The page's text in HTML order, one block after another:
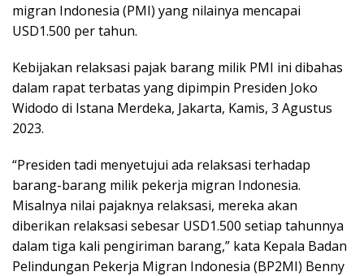
migran Indonesia (PMI) yang nilainya mencapai
USD1.500 per tahun.
Kebijakan relaksasi pajak barang milik PMI ini dibahas
dalam rapat terbatas yang dipimpin Presiden Joko
Widodo di Istana Merdeka, Jakarta, Kamis, 3 Agustus
2023.
“Presiden tadi menyetujui ada relaksasi terhadap
barang-barang milik pekerja migran Indonesia.
Misalnya nilai pajaknya relaksasi, mereka akan
diberikan relaksasi sebesar USD1.500 setiap tahunnya
dalam tiga kali pengiriman barang,” kata Kepala Badan
Pelindungan Pekerja Migran Indonesia (BP2MI) Benny